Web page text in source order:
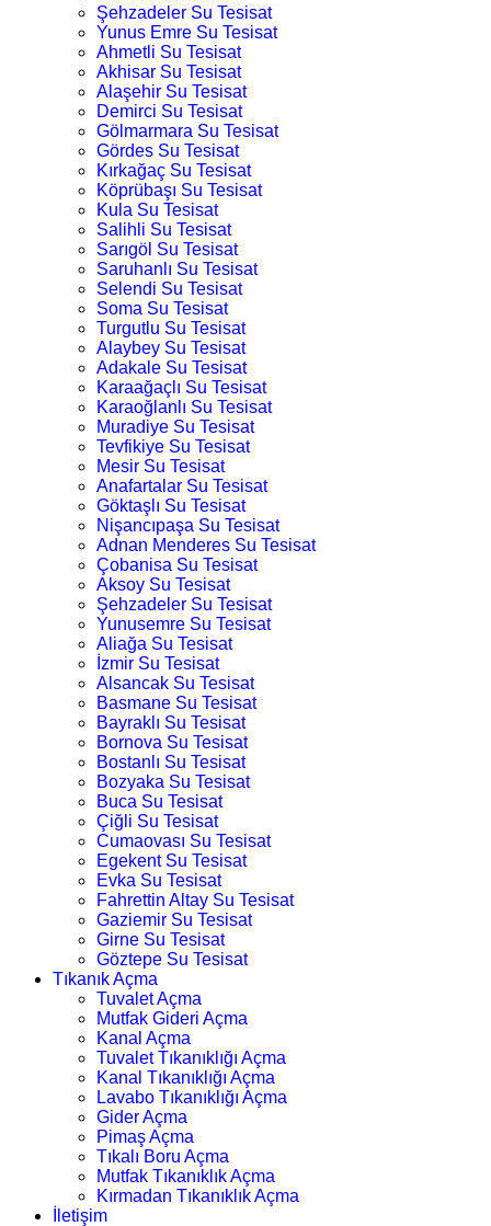
Şehzadeler Su Tesisat
Yunus Emre Su Tesisat
Ahmetli Su Tesisat
Akhisar Su Tesisat
Alaşehir Su Tesisat
Demirci Su Tesisat
Gölmarmara Su Tesisat
Gördes Su Tesisat
Kırkağaç Su Tesisat
Köprübaşı Su Tesisat
Kula Su Tesisat
Salihli Su Tesisat
Sarıgöl Su Tesisat
Saruhanlı Su Tesisat
Selendi Su Tesisat
Soma Su Tesisat
Turgutlu Su Tesisat
Alaybey Su Tesisat
Adakale Su Tesisat
Karaağaçlı Su Tesisat
Karaoğlanlı Su Tesisat
Muradiye Su Tesisat
Tevfikiye Su Tesisat
Mesir Su Tesisat
Anafartalar Su Tesisat
Göktaşlı Su Tesisat
Nişancıpaşa Su Tesisat
Adnan Menderes Su Tesisat
Çobanisa Su Tesisat
Aksoy Su Tesisat
Şehzadeler Su Tesisat
Yunusemre Su Tesisat
Aliağa Su Tesisat
İzmir Su Tesisat
Alsancak Su Tesisat
Basmane Su Tesisat
Bayraklı Su Tesisat
Bornova Su Tesisat
Bostanlı Su Tesisat
Bozyaka Su Tesisat
Buca Su Tesisat
Çiğli Su Tesisat
Cumaovası Su Tesisat
Egekent Su Tesisat
Evka Su Tesisat
Fahrettin Altay Su Tesisat
Gaziemir Su Tesisat
Girne Su Tesisat
Göztepe Su Tesisat
Tıkanık Açma
Tuvalet Açma
Mutfak Gideri Açma
Kanal Açma
Tuvalet Tıkanıklığı Açma
Kanal Tıkanıklığı Açma
Lavabo Tıkanıklığı Açma
Gider Açma
Pimaş Açma
Tıkalı Boru Açma
Mutfak Tıkanıklık Açma
Kırmadan Tıkanıklık Açma
İletişim